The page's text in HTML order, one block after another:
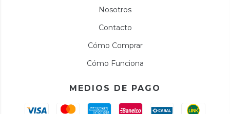
Nosotros
Contacto
Cómo Comprar
Cómo Funciona
MEDIOS DE PAGO